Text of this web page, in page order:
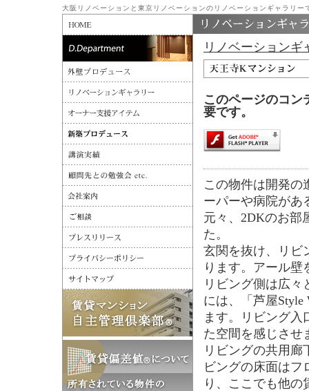
大阪リノベーションと東京リノベーションのリノベーションギャラリー
リノベーションギ
このページのコン
要です。
この物件は開発の
ーパーや病院があ
元々、2DKのお部
た。
玄関を抜け、リビ
ります。アール
リビング側は広
には、「芦屋
ます。リビング
た空間を感じさせ
リビングの共用
ビングの床面はフ
り、ここでも他